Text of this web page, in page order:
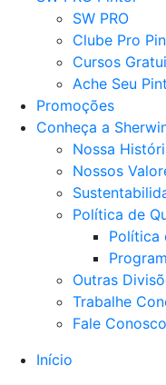
SW PRO
Clube Pro
Cursos
Ache Seu
Promoções
Conheça a
Nossa
Nossos
Política de
Política
Outras
Trabalhe
Fale Conosco
Início